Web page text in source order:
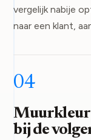
vergelijk nabije
naar een klant,
04
Muurkleur
bij de